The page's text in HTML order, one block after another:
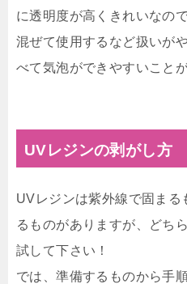
に透明度が高くきれいなの
混ぜて使用するなど扱いが
べて気泡ができやすいこと
UVレジンの剥がし方
UVレジンは紫外線で固まる
るものがありますが、どち
試して下さい！
では、準備するものから手